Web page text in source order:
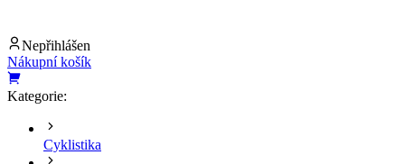
Nepřihlášen
Nákupní košík
Kategorie:
Cyklistika